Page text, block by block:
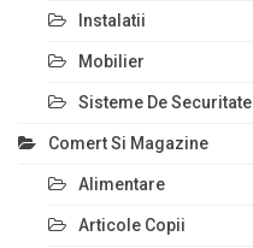
Instalatii
Mobilier
Sisteme De Securitate
Comert Si Magazine
Alimentare
Articole Copii